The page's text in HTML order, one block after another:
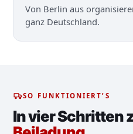
Von Berlin aus
ganz Deutschland.
SO FUNKTIONIERT’S
In vier Schritten